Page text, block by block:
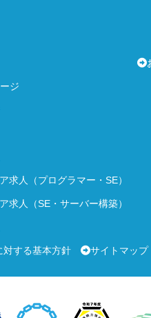
ジ
求人（プログラマー・SE）
求人（SE・サーバー構築）
対する基本方針 サイトマップ